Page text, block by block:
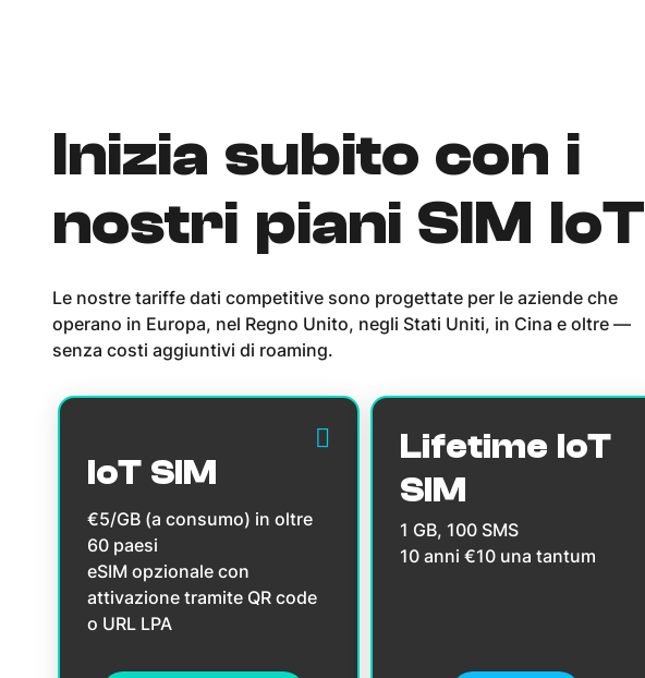
Inizia subito con i
nostri piani SIM IoT
Le nostre tariffe dati competitive sono progettate per le aziende che
operano in Europa, nel Regno Unito, negli Stati Uniti, in Cina e oltre —
senza costi aggiuntivi di roaming.
IoT SIM
€5/GB (a consumo) in oltre
60 paesi
eSIM opzionale con
attivazione tramite QR code
o URL LPA
Lifetime IoT
SIM
1 GB, 100 SMS
10 anni €10 una tantum